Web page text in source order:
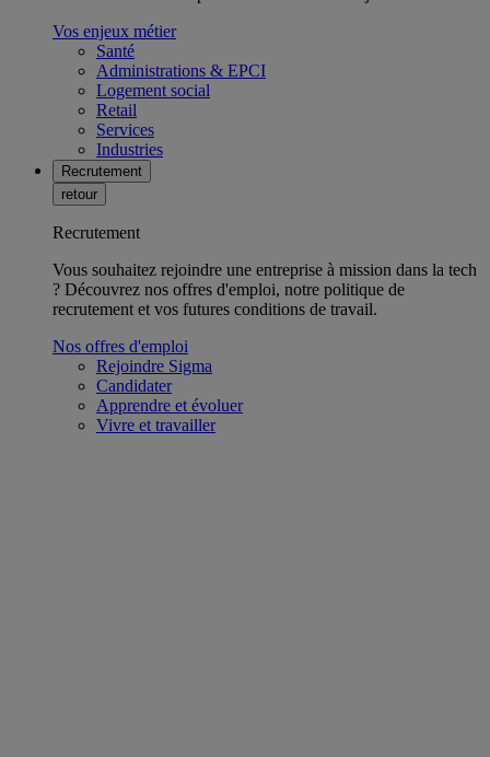
Vos enjeux métier
Santé
Administrations & EPCI
Logement social
Retail
Services
Industries
Recrutement
retour
Recrutement
Vous souhaitez rejoindre une entreprise à mission dans la tech
? Découvrez nos offres d'emploi, notre politique de
recrutement et vos futures conditions de travail.
Nos offres d'emploi
Rejoindre Sigma
Candidater
Apprendre et évoluer
Vivre et travailler